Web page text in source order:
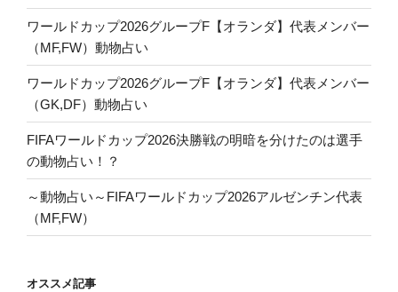
ワールドカップ2026グループF【オランダ】代表メンバー
（MF,FW）動物占い
ワールドカップ2026グループF【オランダ】代表メンバー
（GK,DF）動物占い
FIFAワールドカップ2026決勝戦の明暗を分けたのは選手
の動物占い！？
～動物占い～FIFAワールドカップ2026アルゼンチン代表
（MF,FW）
オススメ記事